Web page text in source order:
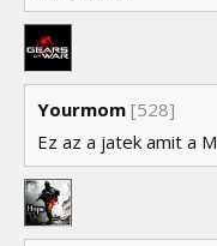
Yourmom [528]
Ez az a jatek amit a